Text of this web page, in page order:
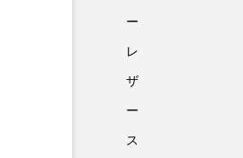
ー
レ
ザ
ー
ス